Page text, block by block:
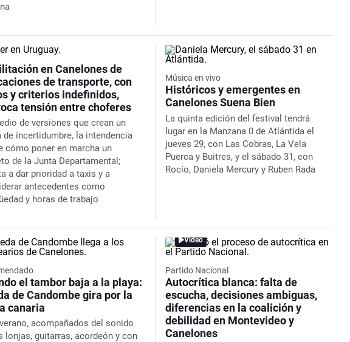
en Canelones de
de transporte, con
y criterios indefinidos,
tensión entre choferes
de versiones que crean un
de incertidumbre, la intendencia
cómo poner en marcha un
de la Junta Departamental;
a dar prioridad a taxis y a
antecedentes como
y horas de trabajo
Música en vivo
Históricos y emergentes en
Canelones Suena Bien
La quinta edición del festival tendrá
lugar en la Manzana 0 de Atlántida el
jueves 29, con Las Cobras, La Vela
Puerca y Buitres, y el sábado 31, con
Rocío, Daniela Mercury y Ruben Rada
el tambor baja a la playa:
de Candombe gira por la
canaria
acompañados del sonido
lonjas, guitarras, acordeón y con
Video
Partido Nacional
Autocrítica blanca: falta de
escucha, decisiones ambiguas,
diferencias en la coalición y
debilidad en Montevideo y
Canelones